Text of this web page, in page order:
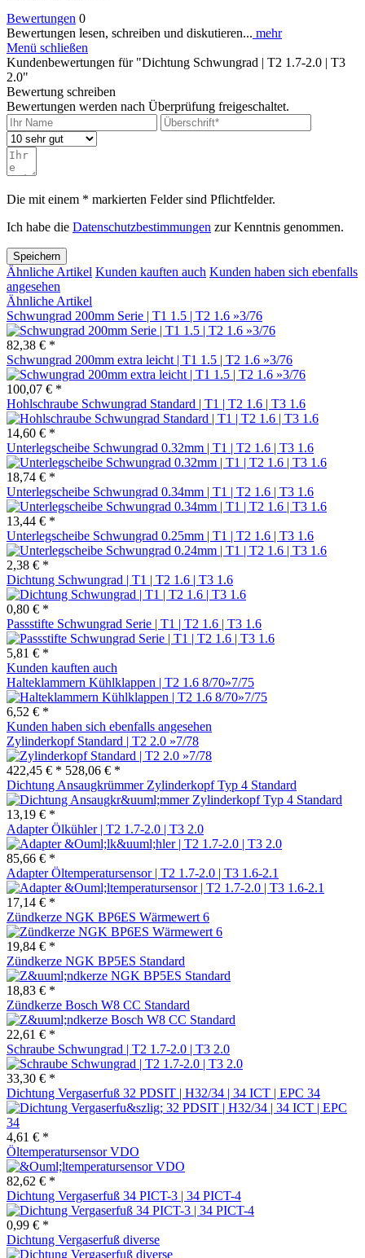
Bewertungen 0
Bewertungen lesen, schreiben und diskutieren... mehr
Menü schließen
Kundenbewertungen für "Dichtung Schwungrad | T2 1.7-2.0 | T3
2.0"
Bewertung schreiben
Bewertungen werden nach Überprüfung freigeschaltet.
Die mit einem * markierten Felder sind Pflichtfelder.
Ich habe die Datenschutzbestimmungen zur Kenntnis genommen.
Speichern
Ähnliche Artikel Kunden kauften auch Kunden haben sich ebenfalls
angesehen
Ähnliche Artikel
Schwungrad 200mm Serie | T1 1.5 | T2 1.6 »3/76
82,38 € *
Schwungrad 200mm extra leicht | T1 1.5 | T2 1.6 »3/76
100,07 € *
Hohlschraube Schwungrad Standard | T1 | T2 1.6 | T3 1.6
14,60 € *
Unterlegscheibe Schwungrad 0.32mm | T1 | T2 1.6 | T3 1.6
18,74 € *
Unterlegscheibe Schwungrad 0.34mm | T1 | T2 1.6 | T3 1.6
13,44 € *
Unterlegscheibe Schwungrad 0.25mm | T1 | T2 1.6 | T3 1.6
2,38 € *
Dichtung Schwungrad | T1 | T2 1.6 | T3 1.6
0,80 € *
Passstifte Schwungrad Serie | T1 | T2 1.6 | T3 1.6
5,81 € *
Kunden kauften auch
Halteklammern Kühlklappen | T2 1.6 8/70»7/75
6,52 € *
Kunden haben sich ebenfalls angesehen
Zylinderkopf Standard | T2 2.0 »7/78
422,45 € * 528,06 € *
Dichtung Ansaugkrümmer Zylinderkopf Typ 4 Standard
13,19 € *
Adapter Ölkühler | T2 1.7-2.0 | T3 2.0
85,66 € *
Adapter Öltemperatursensor | T2 1.7-2.0 | T3 1.6-2.1
17,14 € *
Zündkerze NGK BP6ES Wärmewert 6
19,84 € *
Zündkerze NGK BP5ES Standard
18,83 € *
Zündkerze Bosch W8 CC Standard
22,61 € *
Schraube Schwungrad | T2 1.7-2.0 | T3 2.0
33,30 € *
Dichtung Vergaserfuß 32 PDSIT | H32/34 | 34 ICT | EPC 34
4,61 € *
Öltemperatursensor VDO
82,62 € *
Dichtung Vergaserfuß 34 PICT-3 | 34 PICT-4
0,99 € *
Dichtung Vergaserfuß diverse